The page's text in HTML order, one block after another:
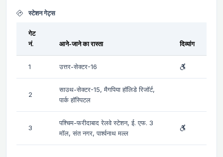
स्टेशन गेट्स
गेट
नं.
आने-जाने का रास्ता दिव्यांग
1 उत्तर-सेक्टर-16
2
साउथ-सेक्टर-15, मैगपिया हॉलिडे रिजॉर्ट,
पार्क हॉस्पिटल
3
पश्चिम-फरीदाबाद रेलवे स्टेशन, ई. एफ. 3
मॉल, संत नगर, पार्श्वनाथ मल्ल